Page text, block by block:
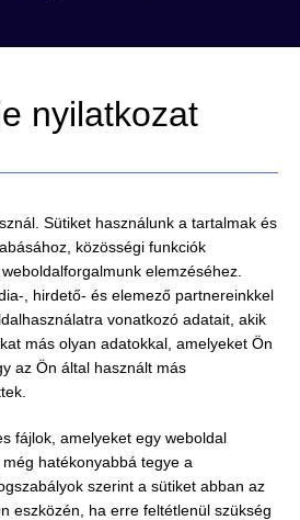
nyilatkozat
Sütiket használunk a tartalmak és
közösségi funkciók
elemzéséhez.
, hirdető- és elemező partnereinkkel
vonatkozó adatait, akik
más olyan adatokkal, amelyeket Ön
az Ön által használt más
fájlok, amelyeket egy weboldal
hatékonyabbá tegye a
szerint a sütiket abban az
eszközén, ha erre feltétlenül szükség